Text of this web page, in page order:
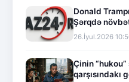
Donald
Şərqdə
26.İyul.2026
Çinin
qarşısındakı